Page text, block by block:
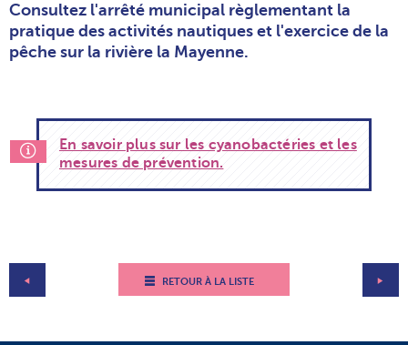
Consultez l'arrêté municipal règlementant la
pratique des activités nautiques et l'exercice de la
pêche sur la rivière la Mayenne.
En savoir plus sur les cyanobactéries et les
mesures de prévention.
RETOUR À LA LISTE